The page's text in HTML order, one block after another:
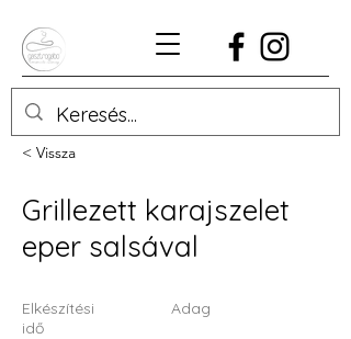
< Vissza
Grillezett karajszelet
eper salsával
Elkészítési
idő
Adag